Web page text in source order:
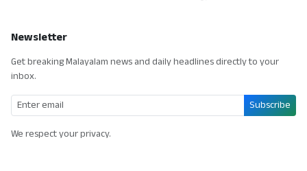
Newsletter
Get breaking Malayalam news and daily headlines directly to your
inbox.
Subscribe
We respect your privacy.